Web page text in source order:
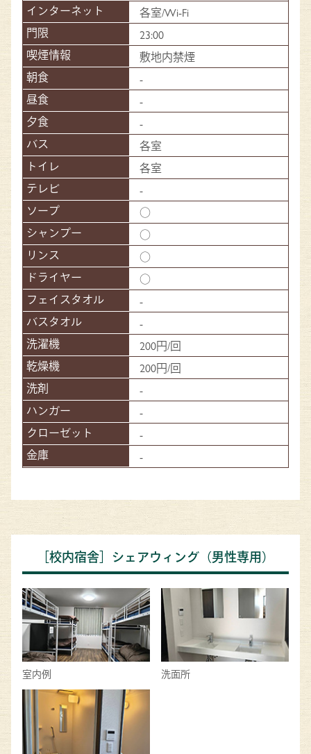
各室/Wi-Fi
23:00
敷地内禁煙
-
-
-
各室
各室
-
○
○
○
○
-
-
200円/回
200円/回
-
-
-
-
［校内宿舎］シェアウィング（男性専用）​
室内例 洗面所